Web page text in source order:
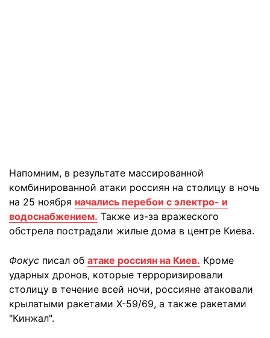
Напомним, в результате массированной
комбинированной атаки россиян на столицу в ночь
на 25 ноября начались перебои с электро- и
водоснабжением. Также из-за вражеского
обстрела пострадали жилые дома в центре Киева.
Фокус писал об атаке россиян на Киев. Кроме
ударных дронов, которые терроризировали
столицу в течение всей ночи, россияне атаковали
крылатыми ракетами Х-59/69, а также ракетами
"Кинжал".